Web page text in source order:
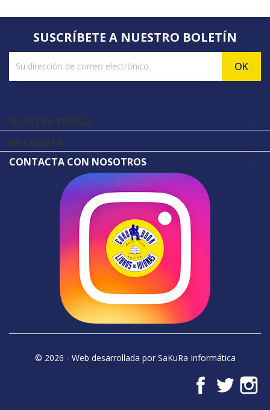
SUSCRÍBETE A NUESTRO BOLETÍN
NUESTRA TIENDA 
MI CUENTA 
CONTACTA CON NOSOTROS
© 2026 - Web desarrollada por SaKuRa Informática